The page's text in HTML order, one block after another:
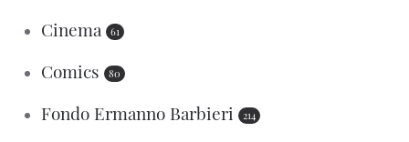
Cinema
61
Comics 80
Fondo Ermanno Barbieri 214